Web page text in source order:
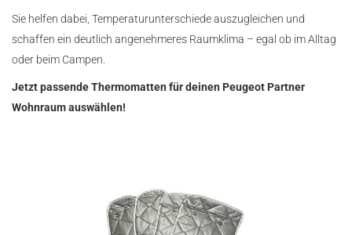
Sie helfen dabei, Temperaturunterschiede auszugleichen und
schaffen ein deutlich angenehmeres Raumklima – egal ob im Alltag
oder beim Campen.
Jetzt passende Thermomatten für deinen Peugeot Partner
Wohnraum auswählen!